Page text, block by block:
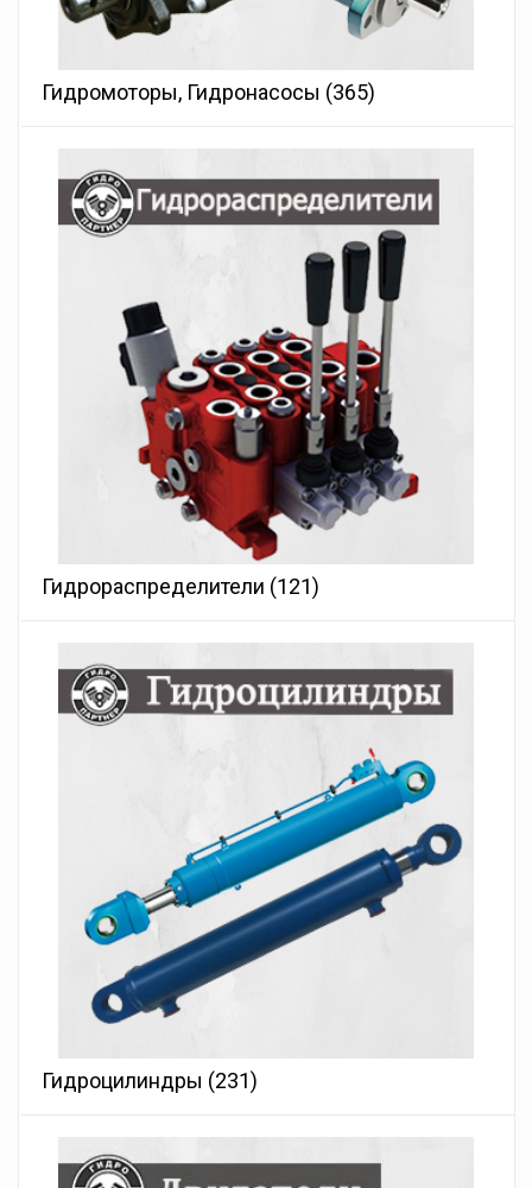
Гидромоторы, Гидронасосы (365)
Гидрораспределители (121)
Гидроцилиндры (231)